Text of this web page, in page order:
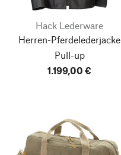
Hack Lederware
Herren-Pferdelederjacke
Pull-up
1.199,00 €